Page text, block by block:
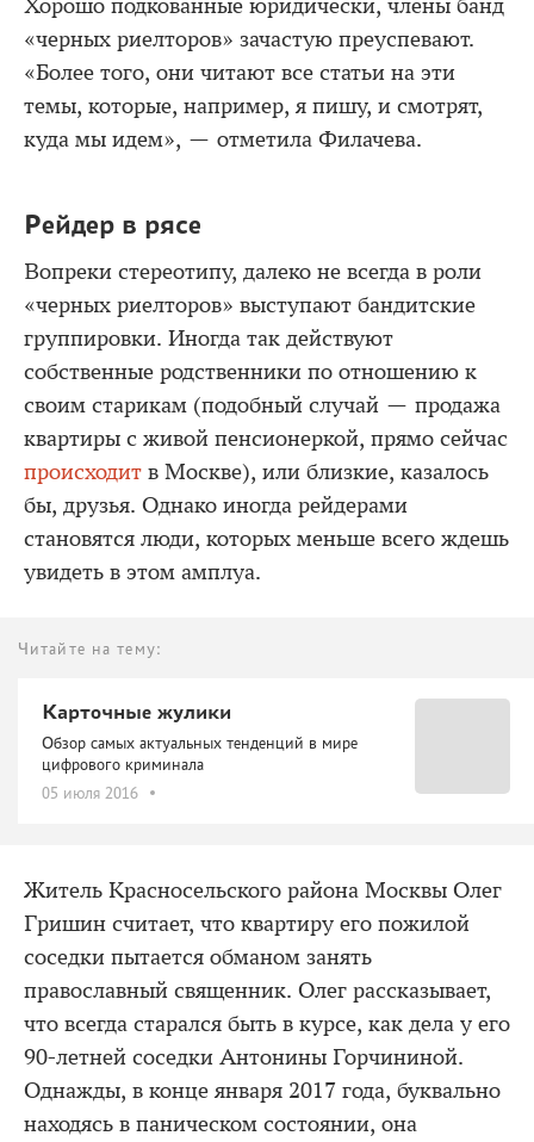
Хорошо подкованные юридически, члены банд
«черных риелторов» зачастую преуспевают.
«Более того, они читают все статьи на эти
темы, которые, например, я пишу, и смотрят,
куда мы идем», — отметила Филачева.
Рейдер в рясе
Вопреки стереотипу, далеко не всегда в роли
«черных риелторов» выступают бандитские
группировки. Иногда так действуют
собственные родственники по отношению к
своим старикам (подобный случай — продажа
квартиры с живой пенсионеркой, прямо сейчас
происходит в Москве), или близкие, казалось
бы, друзья. Однако иногда рейдерами
становятся люди, которых меньше всего ждешь
увидеть в этом амплуа.
Читайте на тему:
Карточные жулики
Обзор самых актуальных тенденций в мире
цифрового криминала
05 июля 2016
Житель Красносельского района Москвы Олег
Гришин считает, что квартиру его пожилой
соседки пытается обманом занять
православный священник. Олег рассказывает,
что всегда старался быть в курсе, как дела у его
90-летней соседки Антонины Горчининой.
Однажды, в конце января 2017 года, буквально
находясь в паническом состоянии, она